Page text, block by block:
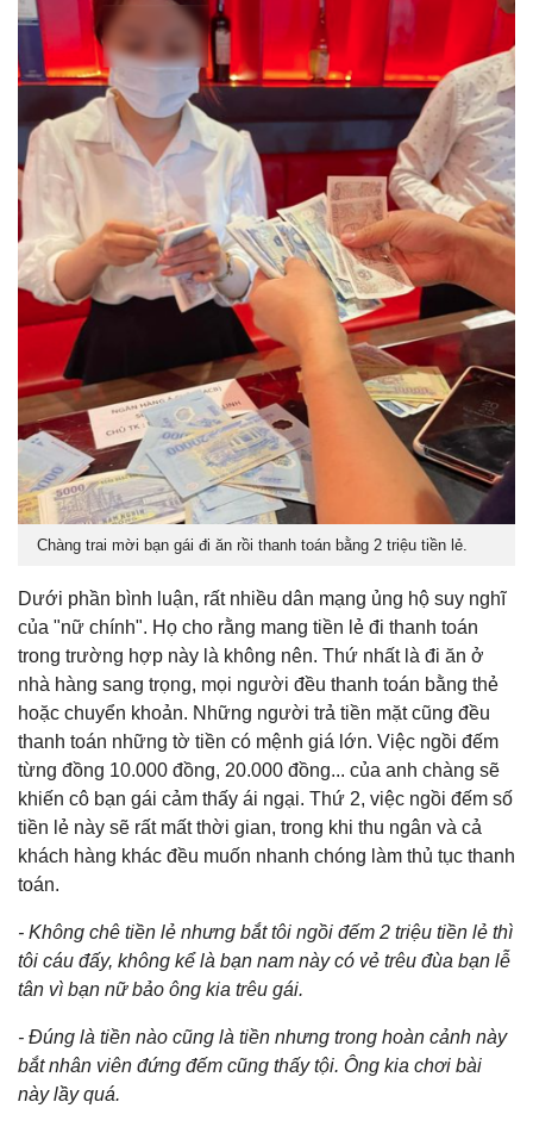
Chàng trai mời bạn gái đi ăn rồi thanh toán bằng 2 triệu tiền lẻ.
Dưới phần bình luận, rất nhiều dân mạng ủng hộ suy nghĩ
của "nữ chính". Họ cho rằng mang tiền lẻ đi thanh toán
trong trường hợp này là không nên. Thứ nhất là đi ăn ở
nhà hàng sang trọng, mọi người đều thanh toán bằng thẻ
hoặc chuyển khoản. Những người trả tiền mặt cũng đều
thanh toán những tờ tiền có mệnh giá lớn. Việc ngồi đếm
từng đồng 10.000 đồng, 20.000 đồng... của anh chàng sẽ
khiến cô bạn gái cảm thấy ái ngại. Thứ 2, việc ngồi đếm số
tiền lẻ này sẽ rất mất thời gian, trong khi thu ngân và cả
khách hàng khác đều muốn nhanh chóng làm thủ tục thanh
toán.
- Không chê tiền lẻ nhưng bắt tôi ngồi đếm 2 triệu tiền lẻ thì
tôi cáu đấy, không kể là bạn nam này có vẻ trêu đùa bạn lễ
tân vì bạn nữ bảo ông kia trêu gái.
- Đúng là tiền nào cũng là tiền nhưng trong hoàn cảnh này
bắt nhân viên đứng đếm cũng thấy tội. Ông kia chơi bài
này lầy quá.